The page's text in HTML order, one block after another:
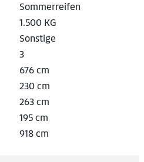
Sommerreifen
1.500 KG
Sonstige
3
676 cm
230 cm
263 cm
195 cm
918 cm